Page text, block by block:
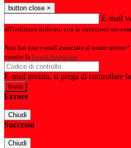
button close ×
E-mail
all'indirizzo indicato con le istruzioni
Non hai una e-mail associata al nome
tramite la Login Spaggiari
E-mail inviata, si prega di controllare
Errore
Chiudi
Successo
Chiudi